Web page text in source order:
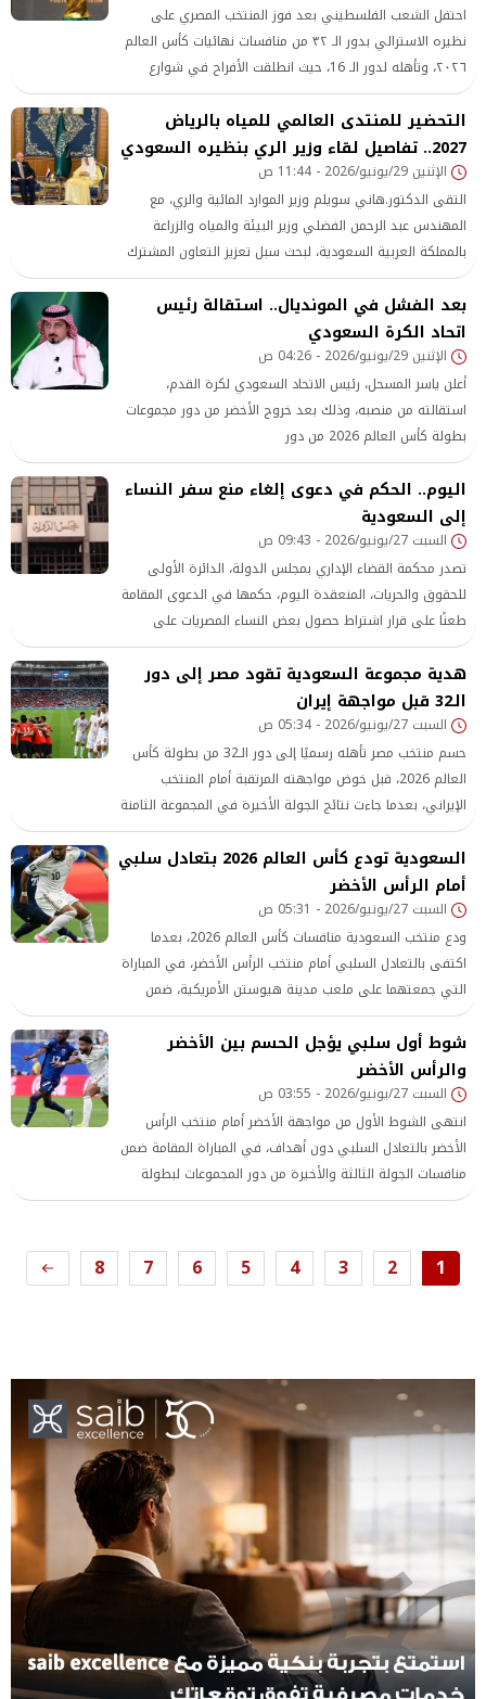
احتفل الشعب الفلسطيني بعد فوز المنتخب المصري على
نظيره الاسترالي بدور الـ ٣٢ من منافسات نهائيات كأس العالم
٢٠٢٦، وتأهله لدور الـ 16، حيث انطلقت الأفراح في شوارع
فلسطين.
التحضير للمنتدى العالمي للمياه بالرياض
2027.. تفاصيل لقاء وزير الري بنظيره السعودي
الإثنين 29/يونيو/2026 - 11:44 ص
التقى الدكتور.هاني سويلم وزير الموارد المائية والري، مع
المهندس عبد الرحمن الفضلي وزير البيئة والمياه والزراعة
بالمملكة العربية السعودية، لبحث سبل تعزيز التعاون المشترك
بين البلدين في مجال الموارد المائية والري.
بعد الفشل في المونديال.. استقالة رئيس
اتحاد الكرة السعودي
الإثنين 29/يونيو/2026 - 04:26 ص
أعلن ياسر المسحل، رئيس الاتحاد السعودي لكرة القدم،
استقالته من منصبه، وذلك بعد خروج الأخضر من دور مجموعات
بطولة كأس العالم 2026 من دور
اليوم.. الحكم في دعوى إلغاء منع سفر النساء
إلى السعودية
السبت 27/يونيو/2026 - 09:43 ص
تصدر محكمة القضاء الإداري بمجلس الدولة، الدائرة الأولى
للحقوق والحريات، المنعقدة اليوم، حكمها في الدعوى المقامة
طعنًا على قرار اشتراط حصول بعض النساء المصريات على
تصريح سفر مسبق ومُسبب قبل التوجه إلى المملكة العربية
السعودية، سواء بغرض الزيارة أو العمل.
هدية مجموعة السعودية تقود مصر إلى دور
الـ32 قبل مواجهة إيران
السبت 27/يونيو/2026 - 05:34 ص
حسم منتخب مصر تأهله رسميًا إلى دور الـ32 من بطولة كأس
العالم 2026، قبل خوض مواجهته المرتقبة أمام المنتخب
الإيراني، بعدما جاءت نتائج الجولة الأخيرة في المجموعة الثامنة
لتمنح الفراعنة دفعة قوية في حسابات التأهل، خاصة فيما
يتعلق بترتيب أفضل المنتخبات صاحبة المركز الثالث.السعودية تودع كأس العالم 2026 بتعادل سلبي
أمام الرأس الأخضر
السبت 27/يونيو/2026 - 05:31 ص
ودع منتخب السعودية منافسات كأس العالم 2026، بعدما
اكتفى بالتعادل السلبي أمام منتخب الرأس الأخضر، في المباراة
التي جمعتهما على ملعب مدينة هيوستن الأمريكية، ضمن
منافسات الجولة الثالثة والأخيرة من دور المجموعات، ليفشل
الأخضر
شوط أول سلبي يؤجل الحسم بين الأخضر
والرأس الأخضر
السبت 27/يونيو/2026 - 03:55 ص
انتهى الشوط الأول من مواجهة الأخضر أمام منتخب الرأس
الأخضر بالتعادل السلبي دون أهداف، في المباراة المقامة ضمن
منافسات الجولة الثالثة والأخيرة من دور المجموعات لبطولة
كأس العالم 2026، بعد شوط اتسم بالحذر التكتيكي والصراع
1
2
3
4
5
6
7
8